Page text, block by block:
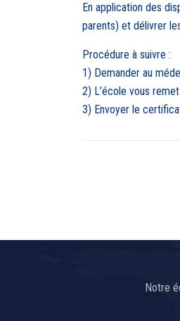
En application des
parents) et délivrer
Procédure à suivre :
1) Demander au
2) L’école vous
3) Envoyer le
Notre